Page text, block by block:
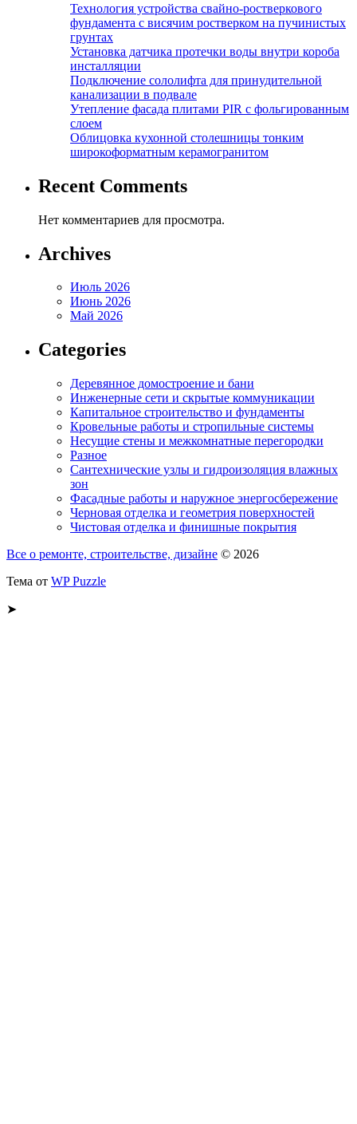
Технология устройства свайно-ростверкового
фундамента с висячим ростверком на пучинистых
грунтах
Установка датчика протечки воды внутри короба
инсталляции
Подключение сололифта для принудительной
канализации в подвале
Утепление фасада плитами PIR с фольгированным
слоем
Облицовка кухонной столешницы тонким
широкоформатным керамогранитом
Recent Comments
Нет комментариев для просмотра.
Archives
Июль 2026
Июнь 2026
Май 2026
Categories
Деревянное домостроение и бани
Инженерные сети и скрытые коммуникации
Капитальное строительство и фундаменты
Кровельные работы и стропильные системы
Несущие стены и межкомнатные перегородки
Разное
Сантехнические узлы и гидроизоляция влажных
зон
Фасадные работы и наружное энергосбережение
Черновая отделка и геометрия поверхностей
Чистовая отделка и финишные покрытия
Все о ремонте, строительстве, дизайне © 2026
Тема от WP Puzzle
➤